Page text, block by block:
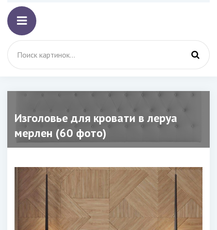
Изголовье для кровати в леруа
мерлен (60 фото)